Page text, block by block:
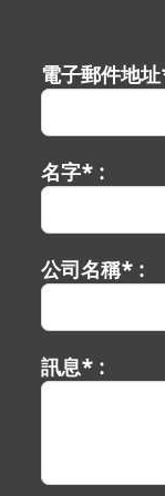
電子郵件地
名字* :
公司名稱* :
訊息* :